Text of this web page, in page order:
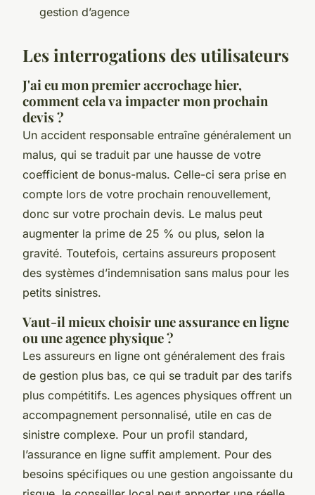
gestion d’agence
Les interrogations des utilisateurs
J'ai eu mon premier accrochage hier,
comment cela va impacter mon prochain
devis ?
Un accident responsable entraîne généralement un
malus, qui se traduit par une hausse de votre
coefficient de bonus-malus. Celle-ci sera prise en
compte lors de votre prochain renouvellement,
donc sur votre prochain devis. Le malus peut
augmenter la prime de 25 % ou plus, selon la
gravité. Toutefois, certains assureurs proposent
des systèmes d’indemnisation sans malus pour les
petits sinistres.
Vaut-il mieux choisir une assurance en ligne
ou une agence physique ?
Les assureurs en ligne ont généralement des frais
de gestion plus bas, ce qui se traduit par des tarifs
plus compétitifs. Les agences physiques offrent un
accompagnement personnalisé, utile en cas de
sinistre complexe. Pour un profil standard,
l’assurance en ligne suffit amplement. Pour des
besoins spécifiques ou une gestion angoissante du